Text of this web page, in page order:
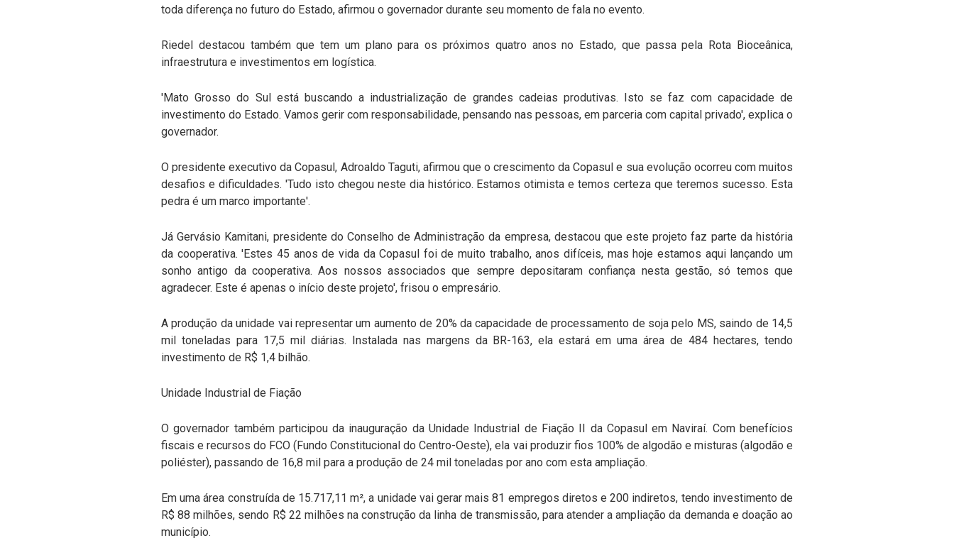
toda diferença no futuro do Estado, afirmou o governador durante seu momento de fala no evento.
Riedel destacou também que tem um plano para os próximos quatro anos no Estado, que passa pela Rota Bioceânica,
infraestrutura e investimentos em logística.
'Mato Grosso do Sul está buscando a industrialização de grandes cadeias produtivas. Isto se faz com capacidade de
investimento do Estado. Vamos gerir com responsabilidade, pensando nas pessoas, em parceria com capital privado', explica o
governador.
O presidente executivo da Copasul, Adroaldo Taguti, afirmou que o crescimento da Copasul e sua evolução ocorreu com muitos
desafios e dificuldades. 'Tudo isto chegou neste dia histórico. Estamos otimista e temos certeza que teremos sucesso. Esta
pedra é um marco importante'.
Já Gervásio Kamitani, presidente do Conselho de Administração da empresa, destacou que este projeto faz parte da história
da cooperativa. 'Estes 45 anos de vida da Copasul foi de muito trabalho, anos difíceis, mas hoje estamos aqui lançando um
sonho antigo da cooperativa. Aos nossos associados que sempre depositaram confiança nesta gestão, só temos que
agradecer. Este é apenas o início deste projeto', frisou o empresário.
A produção da unidade vai representar um aumento de 20% da capacidade de processamento de soja pelo MS, saindo de 14,5
mil toneladas para 17,5 mil diárias. Instalada nas margens da BR-163, ela estará em uma área de 484 hectares, tendo
investimento de R$ 1,4 bilhão.
Unidade Industrial de Fiação
O governador também participou da inauguração da Unidade Industrial de Fiação II da Copasul em Naviraí. Com benefícios
fiscais e recursos do FCO (Fundo Constitucional do Centro-Oeste), ela vai produzir fios 100% de algodão e misturas (algodão e
poliéster), passando de 16,8 mil para a produção de 24 mil toneladas por ano com esta ampliação.
Em uma área construída de 15.717,11 m², a unidade vai gerar mais 81 empregos diretos e 200 indiretos, tendo investimento de
R$ 88 milhões, sendo R$ 22 milhões na construção da linha de transmissão, para atender a ampliação da demanda e doação ao
município.